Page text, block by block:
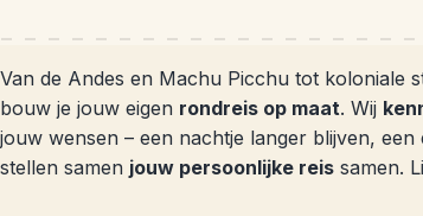
Van de Andes en Machu Picchu tot koloniale
bouw je jouw eigen rondreis op maat. Wij
jouw wensen – een nachtje langer blijven,
stellen samen jouw persoonlijke reis samen.